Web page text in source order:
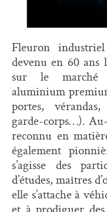
Fleuron
devenu en 60 ans
sur le marché
aluminium
portes,
garde-corps…).
reconnu en
également
s’agisse des
d’études, maîtres
elle s’attache à